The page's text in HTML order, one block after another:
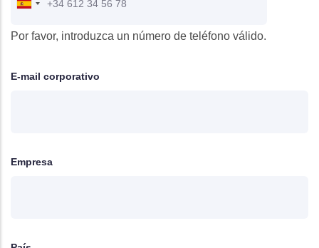
Por favor, introduzca un número de teléfono válido.
E-mail corporativo
Empresa